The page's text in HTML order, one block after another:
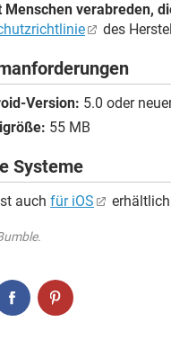
Menschen verabreden,
des
Version: 5.0 oder
55 MB
Systeme
auch für iOS